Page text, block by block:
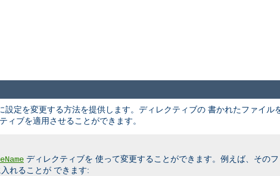
定を変更する方法を提供します。ディレクティブの 書かれたファイル
ィブを適用させることができます。
ディレクティブを 使って変更することができます。例えば、その
れることが できます: